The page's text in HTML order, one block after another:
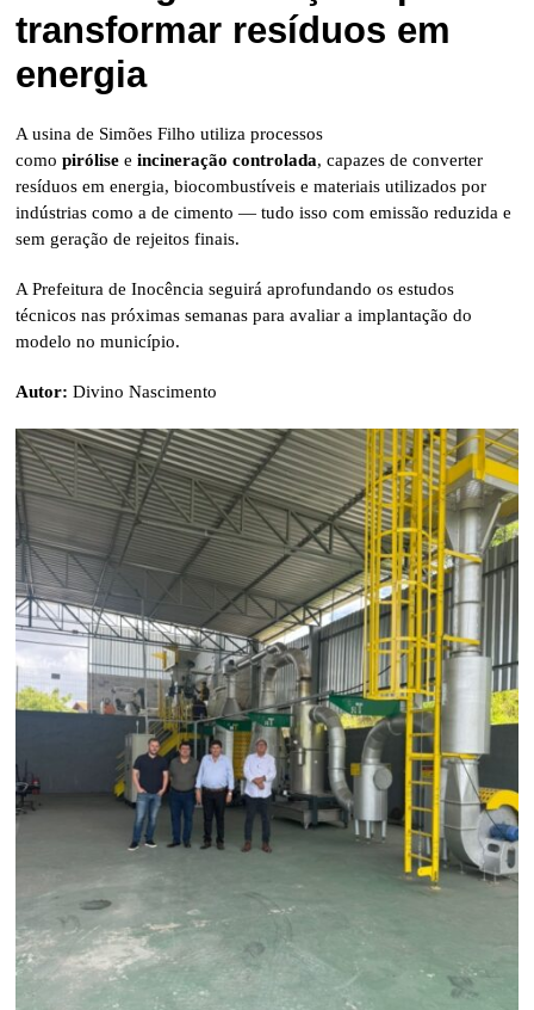
transformar resíduos em
energia
A usina de Simões Filho utiliza processos
comopirólise eincineração controlada, capazes de converter
resíduos em energia, biocombustíveis e materiais utilizados por
indústrias como a de cimento — tudo isso com emissão reduzida e
sem geração de rejeitos finais.
A Prefeitura de Inocência seguirá aprofundando os estudos
técnicos nas próximas semanas para avaliar a implantação do
modelo no município.
Autor:Divino Nascimento